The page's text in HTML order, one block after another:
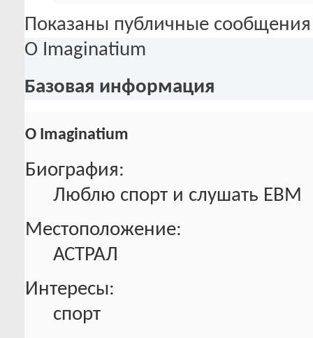
Показаны публичные
О Imaginatium
Базовая информация
О Imaginatium
Биография:
Люблю спорт и слушать EBM
Местоположение:
АСТРАЛ
Интересы:
спорт